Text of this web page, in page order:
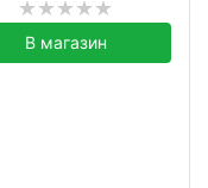
В магазин